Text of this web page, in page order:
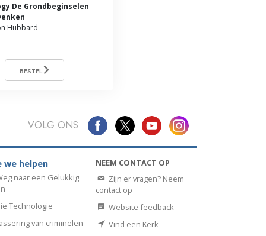
De Grondbeginselen
Hubbard
BESTEL
VOLG ONS
we helpen
naar een Gelukkig
Technologie
van criminelen
NEEM CONTACT OP
Zijn er vragen? Neem
contact op
Website feedback
Vind een Kerk